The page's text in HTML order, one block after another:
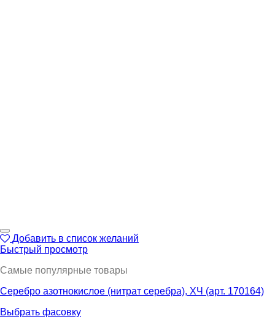
Добавить в список желаний
Быстрый просмотр
Самые популярные товары
Серебро азотнокислое (нитрат серебра), ХЧ (арт. 170164)
Выбрать фасовку